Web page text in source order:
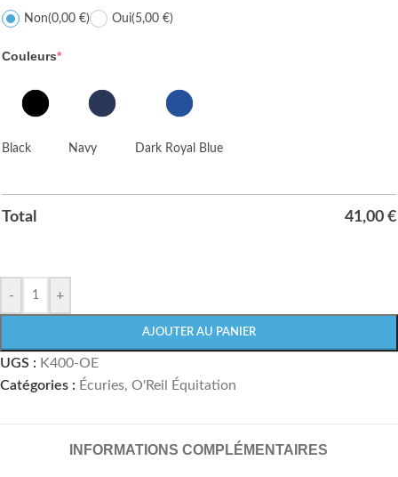
Non(0,00 €) Oui(5,00 €)
Couleurs*
Black Navy Dark Royal Blue
Total 41,00 €
- +
AJOUTER AU PANIER
UGS : K400-OE
Catégories : Écuries, O'Reil Équitation
INFORMATIONS COMPLÉMENTAIRES